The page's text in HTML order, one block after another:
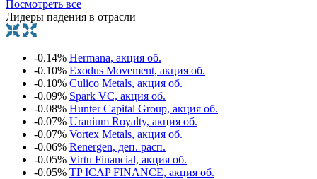
Посмотреть все
Лидеры падения в отрасли
-0.14% Hermana, акция об.
-0.10% Exodus Movement, акция об.
-0.10% Culico Metals, акция об.
-0.09% Spark VC, акция об.
-0.08% Hunter Capital Group, акция об.
-0.07% Uranium Royalty, акция об.
-0.07% Vortex Metals, акция об.
-0.06% Renergen, деп. расп.
-0.05% Virtu Financial, акция об.
-0.05% TP ICAP FINANCE, акция об.